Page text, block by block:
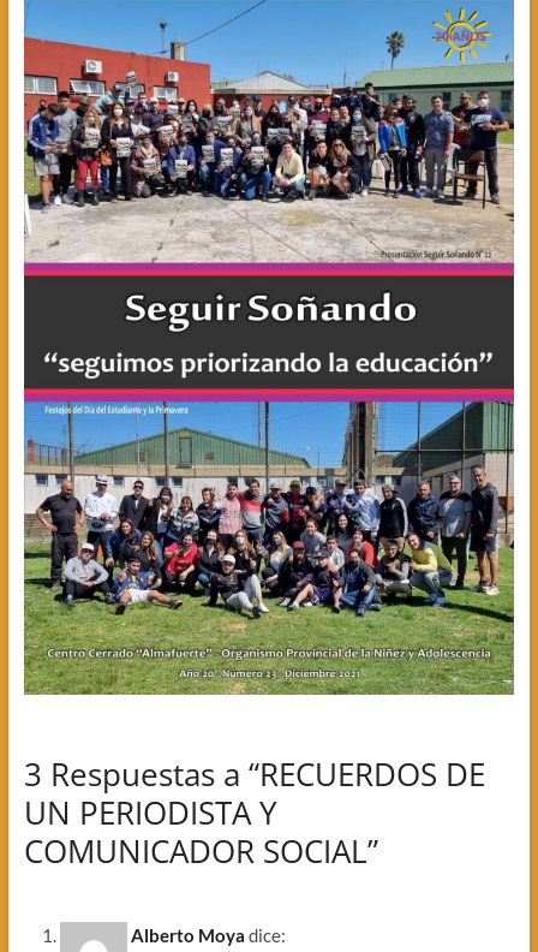
3 Respuestas a “RECUERDOS DE
UN PERIODISTA Y
COMUNICADOR SOCIAL”
Alberto Moya dice: